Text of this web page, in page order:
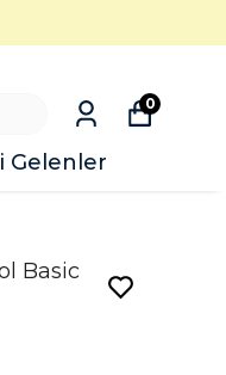
Gelenler
0
Basic